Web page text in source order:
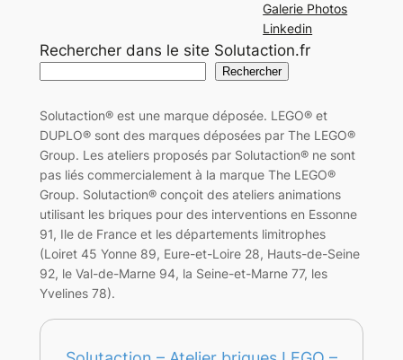
Galerie Photos
Linkedin
Rechercher dans le site Solutaction.fr
Rechercher
Solutaction® est une marque déposée. LEGO® et
DUPLO® sont des marques déposées par The LEGO®
Group. Les ateliers proposés par Solutaction® ne sont
pas liés commercialement à la marque The LEGO®
Group. Solutaction® conçoit des ateliers animations
utilisant les briques pour des interventions en Essonne
91, Ile de France et les départements limitrophes
(Loiret 45 Yonne 89, Eure-et-Loire 28, Hauts-de-Seine
92, le Val-de-Marne 94, la Seine-et-Marne 77, les
Yvelines 78).